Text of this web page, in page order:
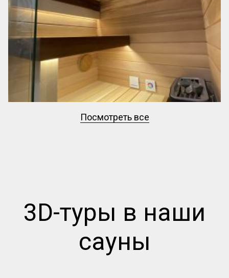
Посмотреть все
3D-туры в наши
сауны